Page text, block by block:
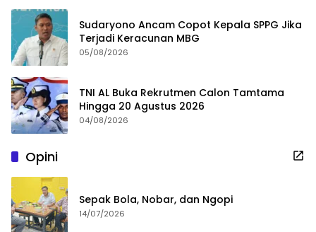
Sudaryono Ancam Copot Kepala SPPG Jika
Terjadi Keracunan MBG
05/08/2026
TNI AL Buka Rekrutmen Calon Tamtama
Hingga 20 Agustus 2026
04/08/2026
Opini
Sepak Bola, Nobar, dan Ngopi
14/07/2026